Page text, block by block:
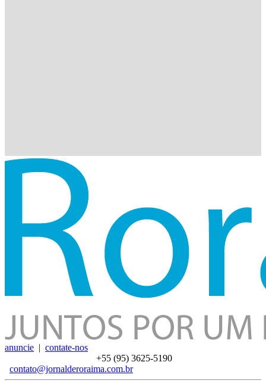
anuncie | contate-nos
+55 (95) 3625-5190
contato@jornalderoraima.com.br